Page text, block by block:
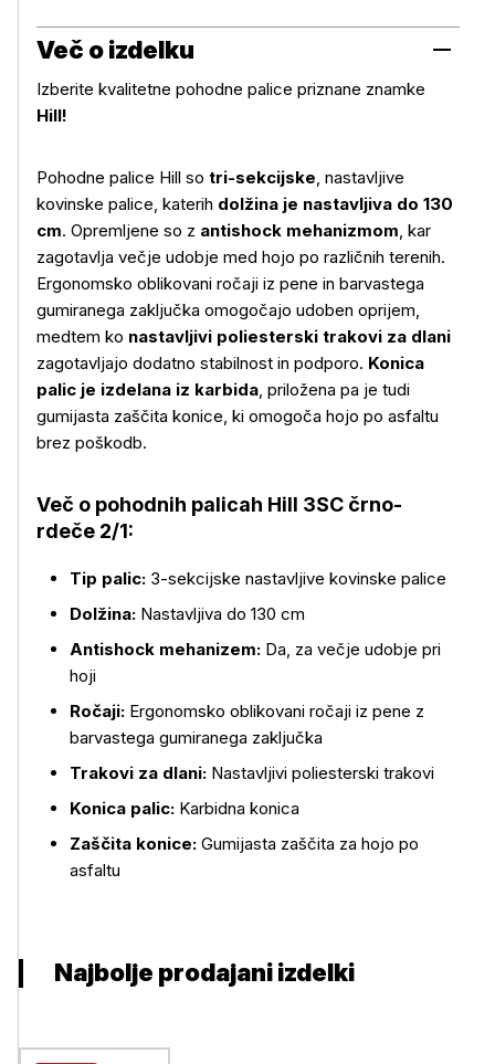
Več o izdelku
Več o izdelku
Izberite kvalitetne pohodne palice priznane znamke
Hill!
Pohodne palice Hill so tri-sekcijske, nastavljive
kovinske palice, katerih dolžina je nastavljiva do 130
cm. Opremljene so z antishock mehanizmom, kar
zagotavlja večje udobje med hojo po različnih terenih.
Ergonomsko oblikovani ročaji iz pene in barvastega
gumiranega zaključka omogočajo udoben oprijem,
medtem ko nastavljivi poliesterski trakovi za dlani
zagotavljajo dodatno stabilnost in podporo. Konica
palic je izdelana iz karbida, priložena pa je tudi
gumijasta zaščita konice, ki omogoča hojo po asfaltu
brez poškodb.
Več o pohodnih palicah Hill 3SC črno-
rdeče 2/1:
Tip palic: 3-sekcijske nastavljive kovinske palice
Dolžina: Nastavljiva do 130 cm
Antishock mehanizem: Da, za večje udobje pri
hoji
Ročaji: Ergonomsko oblikovani ročaji iz pene z
barvastega gumiranega zaključka
Trakovi za dlani: Nastavljivi poliesterski trakovi
Konica palic: Karbidna konica
Zaščita konice: Gumijasta zaščita za hojo po
asfaltu
Najbolje prodajani izdelki